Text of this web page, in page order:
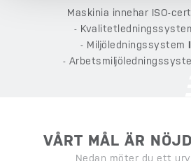
Maskinia innehar ISO-
-
- Miljöledningssystem
-
VÅRT MÅL ÄR
Nedan möter du ett